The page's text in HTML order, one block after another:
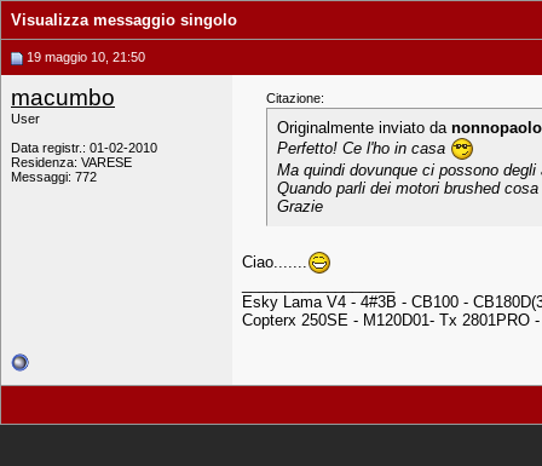
Visualizza messaggio singolo
19 maggio 10, 21:50
macumbo
User
Data registr.: 01-02-2010
Residenza: VARESE
Messaggi: 772
Citazione:
Originalmente inviato da nonnopaolo
Perfetto! Ce l'ho in casa
Ma quindi dovunque ci possono
Quando parli dei motori brushed
Grazie
Ciao.......
Esky Lama V4 - 4#3B - CB100 -
Copterx 250SE - M120D01- Tx 2801PRO